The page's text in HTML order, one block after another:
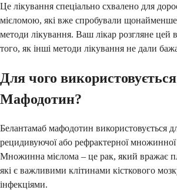
Це лікування спеціально схвалено для
мієломою, які вже спробували
методи лікування. Ваш лікар розгляне цей
того, як інші методи лікування не дали
Для чого
Мафодотин?
Белантамаб мафодотин використовується
рецидивуючої або рефрактерної
Множинна мієлома – це рак, який вражає
які є важливими клітинами кісткового
інфекціями.